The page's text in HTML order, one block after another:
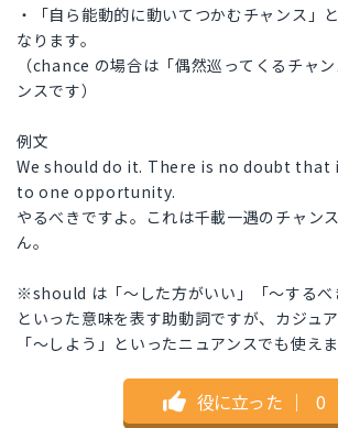
・「自ら能動的に動いてつかむチャンス」
なります。
（chance の場合は「偶然巡ってくるチャ
ンスです）
例文
We should do it. There is no doubt that
to one opportunity.
やるべきですよ。これは千載一遇のチャン
ん。
※should は「〜した方がいい」「〜するべ
といった意味を表す助動詞ですが、カジュア
「〜しよう」といったニュアンスでも使えま
役に立った ｜ 0